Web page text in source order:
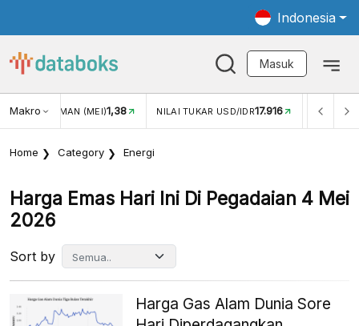
Indonesia
Masuk
MakroWISMAN (MEI)1,38 NILAI TUKAR USD/IDR17.916 INFLASI
Home Category Energi
Harga Emas Hari Ini Di Pegadaian 4 Mei
2026
Sort by
Harga Gas Alam Dunia Sore